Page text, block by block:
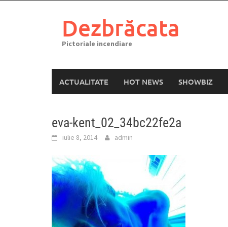
Dezbrăcata
Pictoriale incendiare
ACTUALITATE HOT NEWS SHOWBIZ
eva-kent_02_34bc22fe2a
iulie 8, 2014 admin